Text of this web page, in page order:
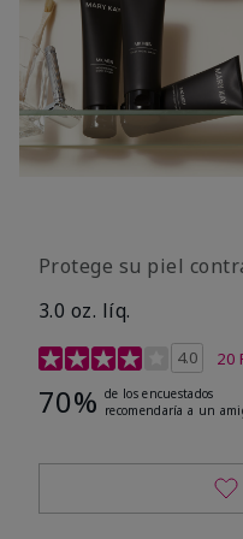
Protege su piel
3.0 oz. líq.
Calificación de 4.0 20
70% de los encuestados
recomendaría a un